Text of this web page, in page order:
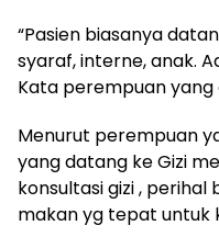
“Pasien biasanya
syaraf, interne, anak.
Kata perempuan
Menurut perempuan
yang datang ke Gizi
konsultasi gizi ,
makan yg tepat untuk